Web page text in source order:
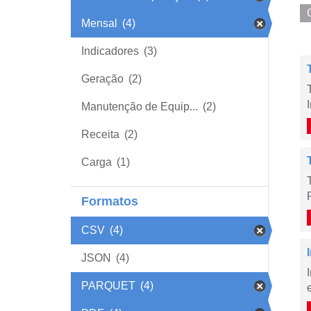
Mensal (4)
Indicadores (3)
Geração (2)
Manutenção de Equip... (2)
Receita (2)
Carga (1)
Formatos
CSV (4)
JSON (4)
PARQUET (4)